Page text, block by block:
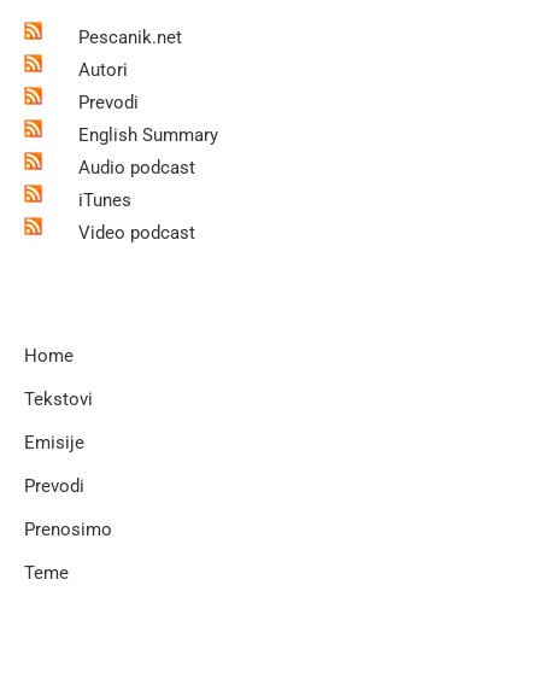
Pescanik.net
Autori
Prevodi
English Summary
Audio podcast
iTunes
Video podcast
Home
Tekstovi
Emisije
Prevodi
Prenosimo
Teme